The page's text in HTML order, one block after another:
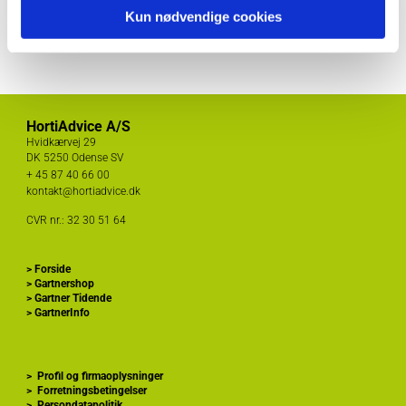
Kun nødvendige cookies
HortiAdvice A/S
Hvidkærvej 29
DK 5250 Odense SV
+ 45 87 40 66 00
kontakt@hortiadvice.dk
CVR nr.: 32 30 51 64
> Forside
> Gartnershop
> Gartner Tidende
> GartnerInfo
> Profil og firmaoplysninger
> Forretningsbetingelser